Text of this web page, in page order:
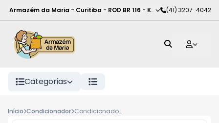
Armazém da Maria - Curitiba - ROD BR 116 - KM 102,Curitiba-PR
(41) 3207-4042
Categorias
Início Condicionador Condicionador Pantene 400ml, Restauracao